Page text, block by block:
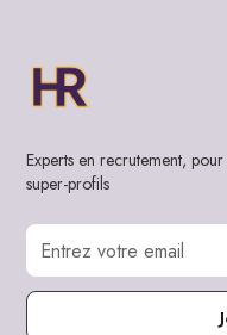
Experts en recrutement,
super-profils